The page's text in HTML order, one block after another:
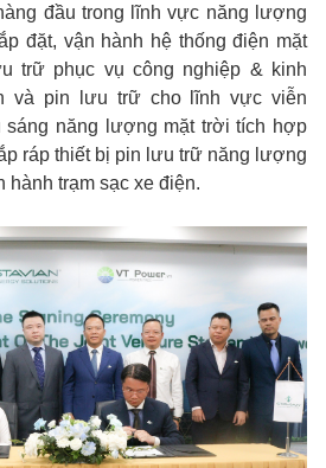
đầu trong lĩnh vực năng lượng
đặt, vận hành hệ thống điện mặt
trữ phục vụ công nghiệp & kinh
và pin lưu trữ cho lĩnh vực viễn
sáng năng lượng mặt trời tích hợp
ráp thiết bị pin lưu trữ năng lượng
hành trạm sạc xe điện.